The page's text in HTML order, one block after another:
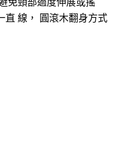
直 線， 圓滾木翻身方式